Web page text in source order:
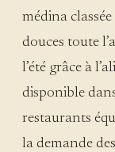
médina
douces toute
l’été grâce à
disponible
restaurants
la demande